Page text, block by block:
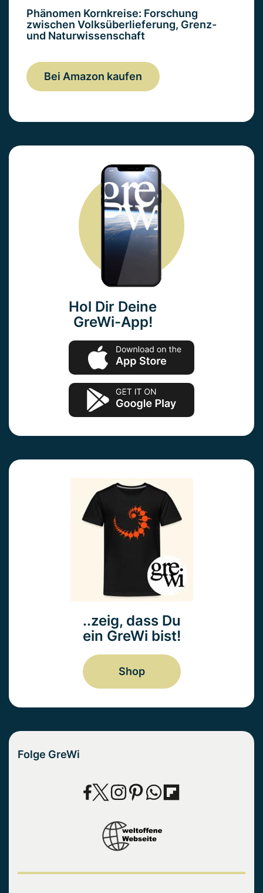
Phänomen Kornkreise: Forschung
zwischen Volksüberlieferung, Grenz-
und Naturwissenschaft
Bei Amazon kaufen
Hol Dir Deine
GreWi-App!
..zeig, dass Du
ein GreWi bist!
Shop
Folge GreWi